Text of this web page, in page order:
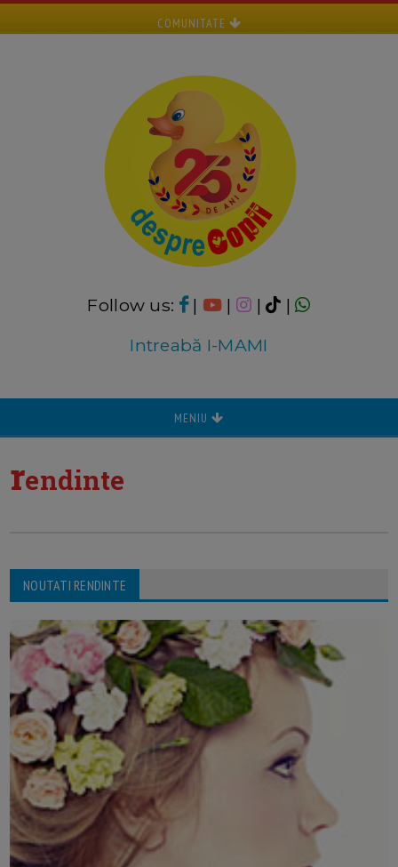
COMUNITATE
Follow us: | | |
|
Intreabă I-MAMI
MENIU
rendinte
NOUTATI RENDINTE